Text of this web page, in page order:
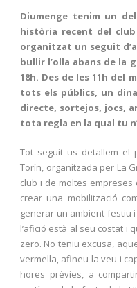
Diumenge tenim un
història recent del
organitzat un seguit
bullir l’olla abans de la
18h. Des de les 11h del
tots els públics, un
directe, sortejos, jocs,
tota regla en la qual tu
Tot seguit us detallem el
Torín, organitzada per La
club i de moltes empreses
crear una mobilització
generar un ambient festiu
l’afició està al seu costat i
zero. No teniu excusa,
vermella, afineu la veu i
hores prèvies, a